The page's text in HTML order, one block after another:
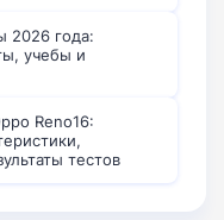
2026 года:
учебы и
Reno16:
тестов